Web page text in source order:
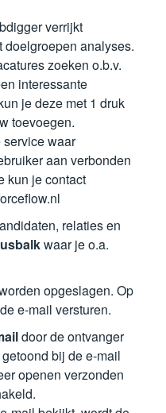
verrijkt
doelgroepen analyses.
zoeken o.b.v.
interessante
je deze met 1 druk
toevoegen.
waar
aan verbonden
kun je contact
relaties en
waar je o.a.
opgeslagen. Op
e-mail versturen.
door de ontvanger
bij de e-mail
openen verzonden